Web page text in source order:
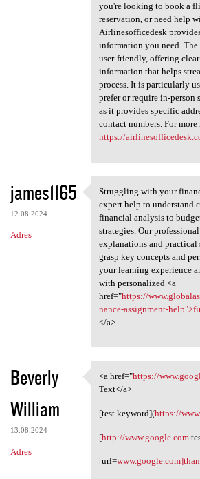
you're looking to book a
reservation, or need help
Airlinesofficedesk
information you need. The
user-friendly, offering
information that helps
process. It is particularly
prefer or require in-person
as it provides specific
contact numbers. For
https://
james1165
12.08.2024
Adres
Struggling with your
Struggling with your
expert help to understand
financial analysis to
strategies. Our
explanations and
grasp key concepts and
your learning experience
with personalized <a
href="https://
nance-assignment-
</a>
Beverly
William
13.08.2024
Adres
<a href="https://
<a href="https://
Text</a>
[test keyword](https://
[http://www.google.com
[url=